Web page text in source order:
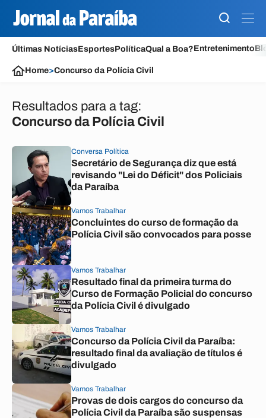
Últimas NotíciasEsportesPolíticaQual a Boa?Entretenimento
Home>Concurso da Polícia Civil
Resultados para a tag:
Concurso da Polícia Civil
Conversa Política
Secretário de Segurança diz que está
revisando "Lei do Déficit" dos Policiais
da Paraíba
Vamos Trabalhar
Concluintes do curso de formação da
Polícia Civil são convocados para posse
Vamos Trabalhar
Resultado final da primeira turma do
Curso de Formação Policial do concurso
da Polícia Civil é divulgado
Vamos Trabalhar
Concurso da Polícia Civil da Paraíba:
resultado final da avaliação de títulos é
divulgado
Vamos Trabalhar
Provas de dois cargos do concurso da
Polícia Civil da Paraíba são suspensas